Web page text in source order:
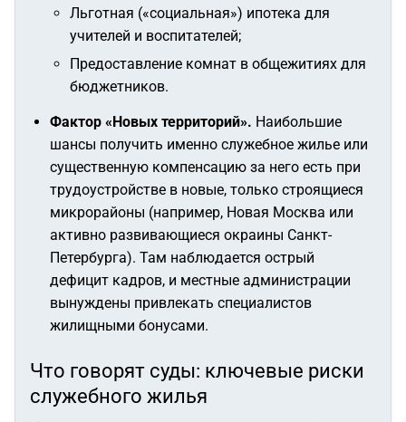
Льготная («социальная») ипотека для
учителей и воспитателей;
Предоставление комнат в общежитиях для
бюджетников.
Фактор «Новых территорий». Наибольшие
шансы получить именно служебное жилье или
существенную компенсацию за него есть при
трудоустройстве в новые, только строящиеся
микрорайоны (например, Новая Москва или
активно развивающиеся окраины Санкт-
Петербурга). Там наблюдается острый
дефицит кадров, и местные администрации
вынуждены привлекать специалистов
жилищными бонусами.
Что говорят суды: ключевые риски
служебного жилья